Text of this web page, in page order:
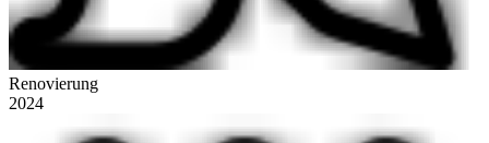
Renovierung
2024